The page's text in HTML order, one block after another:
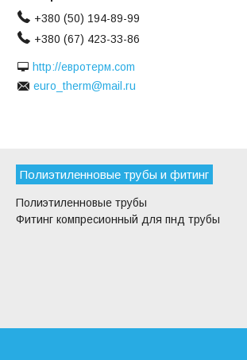
+380 (50) 194-89-99
+380 (67) 423-33-86
http://евротерм.com
euro_therm@mail.ru
Полиэтиленновые трубы и фитинг
Полиэтиленновые трубы
Фитинг компресионный для пнд трубы